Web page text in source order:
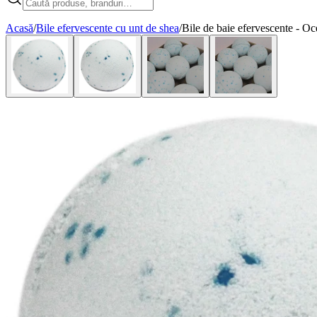
Acasă/Bile efervescente cu unt de shea/Bile de baie efervescente -